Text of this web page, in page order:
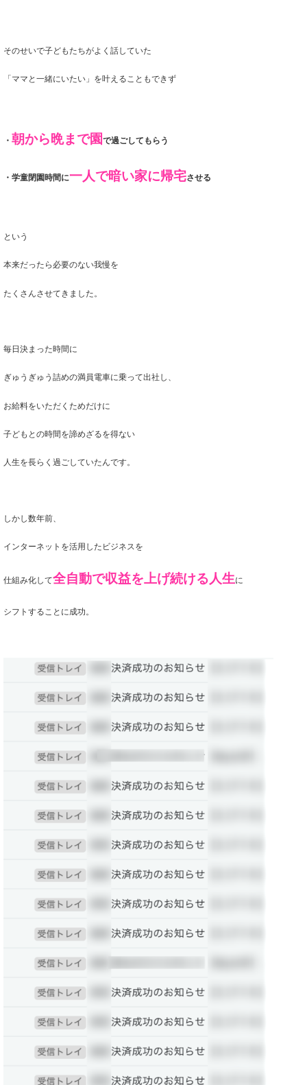
そのせいで子どもたちがよく話していた
「ママと一緒にいたい」を叶えることもできず
・ 朝から晩まで園 で過ごしてもらう
・学童閉園時間に一人で暗い家に帰宅させる
という
本来だったら 必要のない我慢を
たくさんさせてきました。
毎日決まった時間に
ぎゅうぎゅう詰めの満員電車に乗って出社し、
お給料をいただくためだけに
子どもとの時間を諦めざるを得ない
人生を長らく過ごしていたんです。
しかし数年前、
インターネットを活用したビジネスを
仕組み化して全自動で収益を上げ続ける人生に
シフトすることに成功。